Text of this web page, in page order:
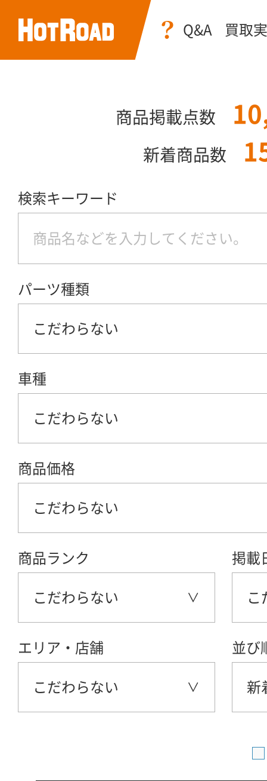
Q&A 買取
商品掲載点数
新着商品数
検索キーワード
パーツ種類
こだわらない
車種
こだわらない
商品価格
こだわらない
商品ランク
こだわらない
掲載
こ
エリア・店舗
こだわらない
並び
新